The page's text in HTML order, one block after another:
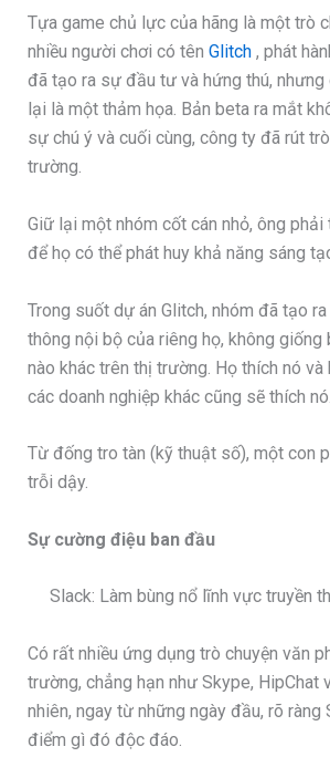
Tựa game chủ lực của hãng là một trò
nhiều người chơi có tên Glitch , phát
đã tạo ra sự đầu tư và hứng thú, nhưng
lại là một thảm họa. Bản beta ra mắt
sự chú ý và cuối cùng, công ty đã rút
trường.
Giữ lại một nhóm cốt cán nhỏ, ông
để họ có thể phát huy khả năng sáng
Trong suốt dự án Glitch, nhóm đã tạo
thông nội bộ của riêng họ, không giống
nào khác trên thị trường. Họ thích nó và
các doanh nghiệp khác cũng sẽ thích nó.
Từ đống tro tàn (kỹ thuật số), một con
trỗi dậy.
Sự cường điệu ban đầu
Slack: Làm bùng nổ lĩnh vực truyền
Có rất nhiều ứng dụng trò chuyện văn
trường, chẳng hạn như Skype, HipChat
nhiên, ngay từ những ngày đầu, rõ ràng
điểm gì đó độc đáo.